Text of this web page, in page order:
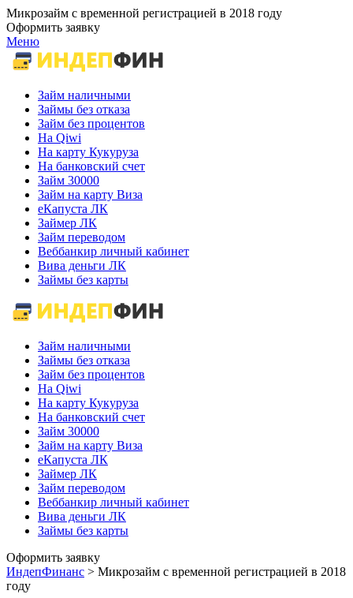
Микрозайм с временной регистрацией в 2018 году
Оформить заявку
Меню
Займ наличными
Займы без отказа
Займ без процентов
На Qiwi
На карту Кукуруза
На банковский счет
Займ 30000
Займ на карту Виза
еКапуста ЛК
Займер ЛК
Займ переводом
Веббанкир личный кабинет
Вива деньги ЛК
Займы без карты
Займ наличными
Займы без отказа
Займ без процентов
На Qiwi
На карту Кукуруза
На банковский счет
Займ 30000
Займ на карту Виза
еКапуста ЛК
Займер ЛК
Займ переводом
Веббанкир личный кабинет
Вива деньги ЛК
Займы без карты
Оформить заявку
ИндепФинанс > Микрозайм с временной регистрацией в 2018
году